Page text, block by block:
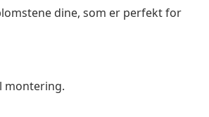
dine, som er perfekt for
montering.